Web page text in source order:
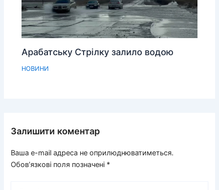
Арабатську Стрілку залило водою
НОВИНИ
Залишити коментар
Ваша e-mail адреса не оприлюднюватиметься.
Обов’язкові поля позначені *